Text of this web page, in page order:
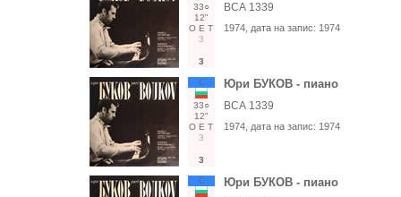
33○
12"
О Е Т
3
3
ВСА 1339
1974 , дата на запис: 1974
С
33○
12"
О Е Т
3
3
Юри БУКОВ - пиано
ВСА 1339
1974 , дата на запис: 1974
С Юри БУКОВ - пиано